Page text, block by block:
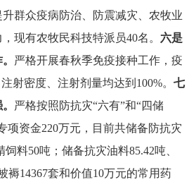
群众疫病防治、防震减灾、农牧业
现有农牧民科技特派员40名。六是
严格开展春秋季免疫接种工作，疫
射密度、注射剂量均达到100%。七
严格按照防抗灾“六有”和“四储
项资金220万元，目前共储备防抗灾
料50吨；储备抗灾油料85.42吨、
褥14367套和价值10万元的常用药